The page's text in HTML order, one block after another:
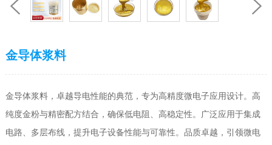
金导体浆料
金导体浆料，卓越导电性能的典范，专为高精度微电子应用设计。高
纯度金粉与精密配方结合，确保低电阻、高稳定性。广泛应用于集成
电路、多层布线，提升电子设备性能与可靠性。品质卓越，引领微电